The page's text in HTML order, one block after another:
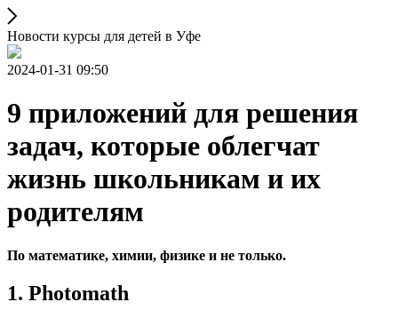
Новости курсы для детей в Уфе
2024-01-31 09:50
9 приложений для решения
задач, которые облегчат
жизнь школьникам и их
родителям
По математике, химии, физике и не только.
1. Photomath